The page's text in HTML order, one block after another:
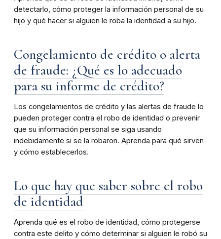
detectarlo, cómo proteger la información personal de su
hijo y qué hacer si alguien le roba la identidad a su hijo.
Congelamiento de crédito o alerta
de fraude: ¿Qué es lo adecuado
para su informe de crédito?
Los congelamientos de crédito y las alertas de fraude lo
pueden proteger contra el robo de identidad o prevenir
que su información personal se siga usando
indebidamente si se la robaron. Aprenda para qué sirven
y cómo establecerlos.
Lo que hay que saber sobre el robo
de identidad
Aprenda qué es el robo de identidad, cómo protegerse
contra este delito y cómo determinar si alguien le robó su